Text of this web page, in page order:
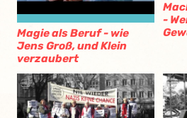
Magie als Beruf - wie
Jens Groß, und Klein
verzaubert
-